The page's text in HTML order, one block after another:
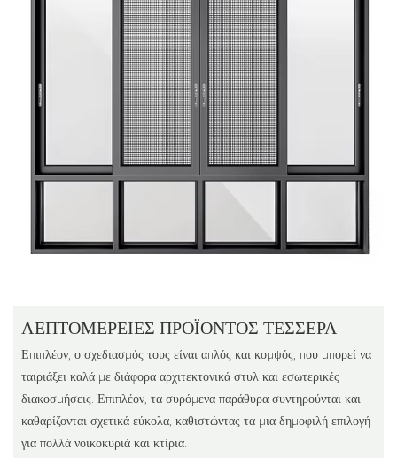
ΛΕΠΤΟΜΈΡΕΙΕΣ ΠΡΟΪΌΝΤΟΣ ΤΈΣΣΕΡΑ
Επιπλέον, ο σχεδιασμός τους είναι απλός και κομψός, που μπορεί να
ταιριάξει καλά με διάφορα αρχιτεκτονικά στυλ και εσωτερικές
διακοσμήσεις. Επιπλέον, τα συρόμενα παράθυρα συντηρούνται και
καθαρίζονται σχετικά εύκολα, καθιστώντας τα μια δημοφιλή επιλογή
για πολλά νοικοκυριά και κτίρια.